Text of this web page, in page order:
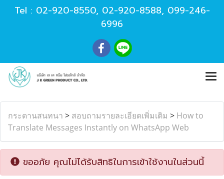
Tel : 02-920-8550, 02-920-8588, 099-246-
6996
กระดานสนทนา > สอบถามรายละเอียดเพิ่มเติม > How to
Translate Messages Instantly on WhatsApp Web
ขออภัย คุณไม่ได้รับสิทธิในการเข้าใช้งานในส่วนนี้